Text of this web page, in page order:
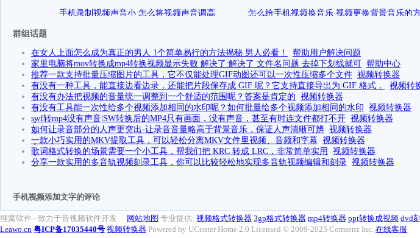
阑珊233 发表在资源整合 帮助用户分析解决
手机录制视频声音小 怎么将视频声音调高
怎么给手机视频换音乐 视频更换背景音乐的
群组话题
在女人上面怎么成为真正的男人 1个简单易行的方法揭秘 男人必看！
帮助用户解决问题
家里电脑将mov转换成mp4转换视频显示失败 解决了:解决了 文件名问题 去掉下划线就可 帮助中心
推荐一款支持批量压缩图片的工具，它不仅能处理GIF动图还可以一次性压缩多个文件 视频转换器
有没有一种工具，能直接边看边录，还能把片段保存成 GIF 呢？它支持直接导出为 GIF 格式，
视频转
有没有办法把视频的音量统一调整到一个舒适的范围呢？答案是肯定的 视频转换器
有没有工具能一次性给多个视频添加相同的水印呢？如何批量给多个视频添加相同的水印 视频转换器
swf转mp4没有声音|SW转换后的MP4只有画面，没有声音，甚至有时连文件都打不开 视频转换器
如何让录音部分的人声更突出-让录音音量略高于背景音乐，保证人声清晰可辨 视频转换器
一款小巧实用的MKV提取工具，可以轻松分离MKV文件里视频、音频和字幕 视频转换器
歌词格式转换的场景需要一个小工具，帮我们把 KRC 转成 LRC，非常简单实用
视频转换器
分享一款实用的多音轨视频刻录工具，你可以比较轻松地实现多音轨视频编辑和刻录 视频转换器
手机视频添加文字的评论
狸窝软件 - 致力于音视频软件开发 ┊ 网站地图 专业提供: 视频格式转换器 3gp格式转换器 mp4转换器 ppt转换成视频 dvd
Leawo.cn 粤ICP备17035440号 视频转换器 Powered by UCenter Home 2.0 Licensed © 2009-2025 Comsenz Inc. 在线客服